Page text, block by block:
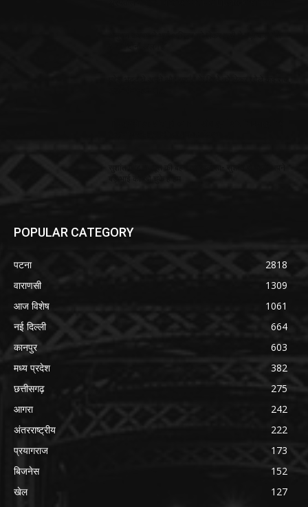
POPULAR CATEGORY
पटना
2818
वाराणसी
1309
आज विशेष
1061
नई दिल्ली
664
कानपुर
603
मध्य प्रदेश
382
छत्तीसगढ़
275
आगरा
242
अंतरराष्ट्रीय
222
प्रयागराज
173
बिजनेस
152
खेल
127